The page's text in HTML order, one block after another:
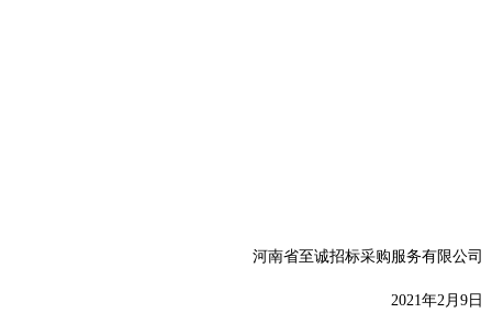
河南省至诚招标采购服务有限公司
2021年2月9日